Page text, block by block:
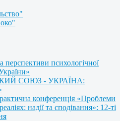
перспективи психологічної
СОЮЗ - УКРАЇНА:
конференція «Проблеми
надії та сподівання»: 12-ті